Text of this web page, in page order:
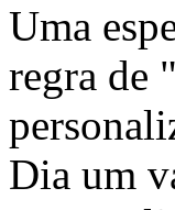
Uma
regra de
Dia um